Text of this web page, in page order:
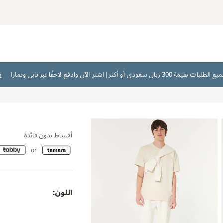
أقساط بدون فائدة
اللون: